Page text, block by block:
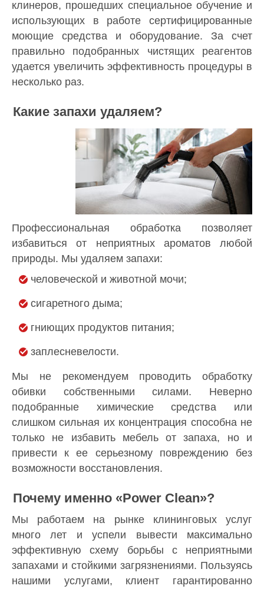
клинеров, прошедших специальное обучение и
использующих в работе сертифицированные
моющие средства и оборудование. За счет
правильно подобранных чистящих реагентов
удается увеличить эффективность процедуры в
несколько раз.
Какие запахи удаляем?
Профессиональная обработка позволяет
избавиться от неприятных ароматов любой
природы. Мы удаляем запахи:
человеческой и животной мочи;
сигаретного дыма;
гниющих продуктов питания;
заплесневелости.
Мы не рекомендуем проводить обработку
обивки собственными силами. Неверно
подобранные химические средства или
слишком сильная их концентрация способна не
только не избавить мебель от запаха, но и
привести к ее серьезному повреждению без
возможности восстановления.
Почему именно «Power Clean»?
Мы работаем на рынке клининговых услуг
много лет и успели вывести максимально
эффективную схему борьбы с неприятными
запахами и стойкими загрязнениями. Пользуясь
нашими услугами, клиент гарантированно